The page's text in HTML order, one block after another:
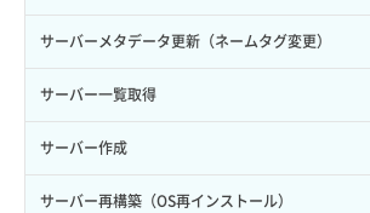
自動バックアップ無効化
サーバーメタデータ更新（ネームタグ変更）
サーバー一覧取得
サーバー作成
サーバー再構築（OS再インストール）